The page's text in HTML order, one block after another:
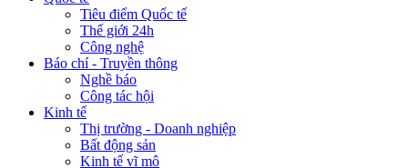
Tiêu điểm Quốc tế
Thế giới 24h
Công nghệ
Báo chí - Truyền thông
Nghề báo
Công tác hội
Kinh tế
Thị trường - Doanh nghiệp
Bất động sản
Kinh tế vĩ mô